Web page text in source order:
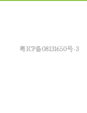
粤ICP备08131650号-3